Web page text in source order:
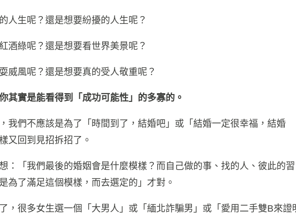
人生呢？還是想要紛擾的人生呢？
酒綠呢？還是想要看世界美景呢？
威風呢？還是想要真的受人敬重呢？
其實是能看得到「成功可能性」的多寡的。
我們不應該是為了「時間到了，結婚吧」或「結婚一定很幸福，結婚
又回到見招拆招了。
：「我們最後的婚姻會是什麼模樣？而自己做的事、找的人、彼此的習
為了滿足這個模樣，而去選定的」才對。
，很多女生選一個「大男人」或「緬北詐騙男」或「愛用二手雙B來證